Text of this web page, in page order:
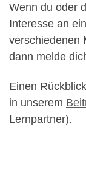
Wenn du oder
Interesse an
verschiedenen
dann melde
Einen
in unserem
Lernpartner).